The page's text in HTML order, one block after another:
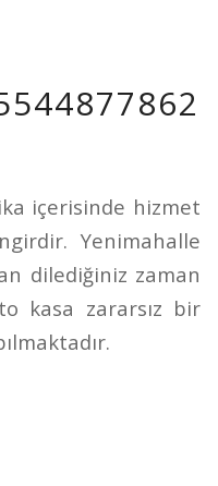
içerisinde hizmet
Yenimahalle
dilediğiniz zaman
kasa zararsız bir